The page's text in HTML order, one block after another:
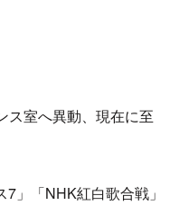
ス室へ異動、現在に至
7」「NHK紅白歌合戦」